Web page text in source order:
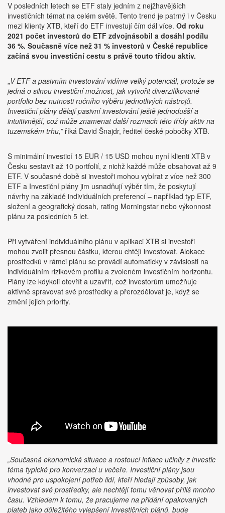
V posledních letech se ETF staly jedním z nejžhavějších
investičních témat na celém světě. Tento trend je patrný i v Česku
mezi klienty XTB, kteří do ETF investují čím dál více. Od roku
2021 počet investorů do ETF zdvojnásobil a dosáhl podílu
36 %. Současně více než 31 % investorů v České republice
začíná svou investiční cestu s právě touto třídou aktiv.
„V ETF a pasivním investování vidíme velký potenciál, protože se
jedná o silnou investiční možnost, jak vytvořit diverzifikované
portfolio bez nutnosti ručního výběru jednotlivých nástrojů.
Investiční plány dělají pasivní investování ještě jednodušší a
intuitivnější, což může znamenat další rozmach této třídy aktiv na
tuzemském trhu,”říká David Šnajdr, ředitel české pobočky XTB.
S minimální investicí 15 EUR / 15 USD mohou nyní klienti XTB v
Česku sestavit až 10 portfolií, z nichž každé může obsahovat až 9
ETF. V současné době si investoři mohou vybírat z více než 300
ETF a Investiční plány jim usnadňují výběr tím, že poskytují
návrhy na základě individuálních preferencí – například typ ETF,
složení a geografický dosah, rating Morningstar nebo výkonnost
plánu za posledních 5 let.
Při vytváření individuálního plánu v aplikaci XTB si investoři
mohou zvolit přesnou částku, kterou chtějí investovat. Alokace
prostředků v rámci plánu se provádí automaticky v závislosti na
individuálním rizikovém profilu a zvoleném investičním horizontu.
Plány lze kdykoli otevřít a uzavřít, což investorům umožňuje
aktivně spravovat své prostředky a přerozdělovat je, když se
změní jejich priority.
„Současná ekonomická situace a rostoucí inflace učinily z investic
téma typické pro konverzaci u večeře. Investiční plány jsou
vhodné pro uspokojení potřeb lidí, kteří hledají způsoby, jak
investovat své prostředky, ale nechtějí tomu věnovat příliš mnoho
času. Vzhledem k tomu, že pracujeme na přidání opakovaných
plateb jako důležitého vylepšení Investičních plánů, bude